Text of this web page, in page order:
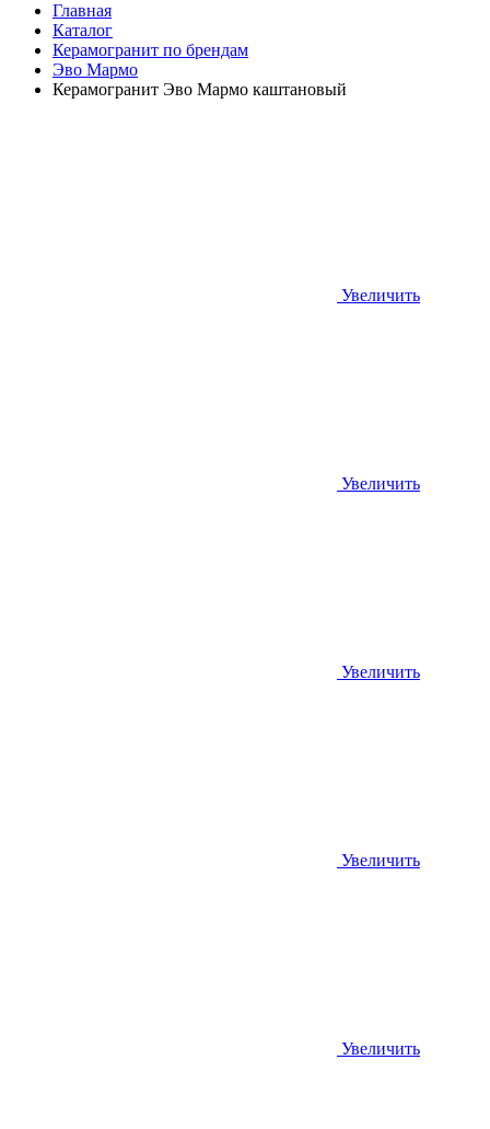
Главная
Каталог
Керамогранит по брендам
Эво Мармо
Керамогранит Эво Мармо каштановый
Увеличить
Увеличить
Увеличить
Увеличить
Увеличить